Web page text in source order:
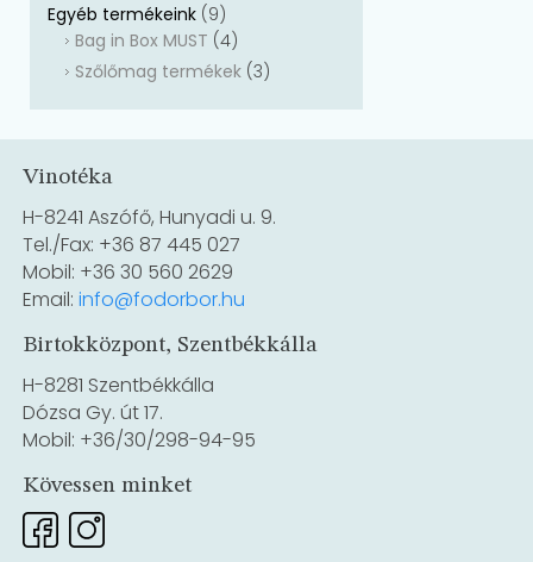
Egyéb termékeink (9)
Bag in Box MUST (4)
Szőlőmag termékek (3)
Vinotéka
H-8241 Aszófő, Hunyadi u. 9.
Tel./Fax: +36 87 445 027
Mobil: +36 30 560 2629
Email:info@fodorbor.hu
Birtokközpont, Szentbékkálla
H-8281 Szentbékkálla
Dózsa Gy. út 17.
Mobil: +36/30/298-94-95
Kövessen minket